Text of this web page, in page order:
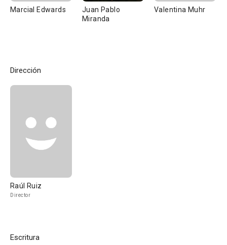
Marcial Edwards
Juan Pablo
Miranda
Valentina Muhr
Dirección
Raúl Ruiz
Director
Escritura